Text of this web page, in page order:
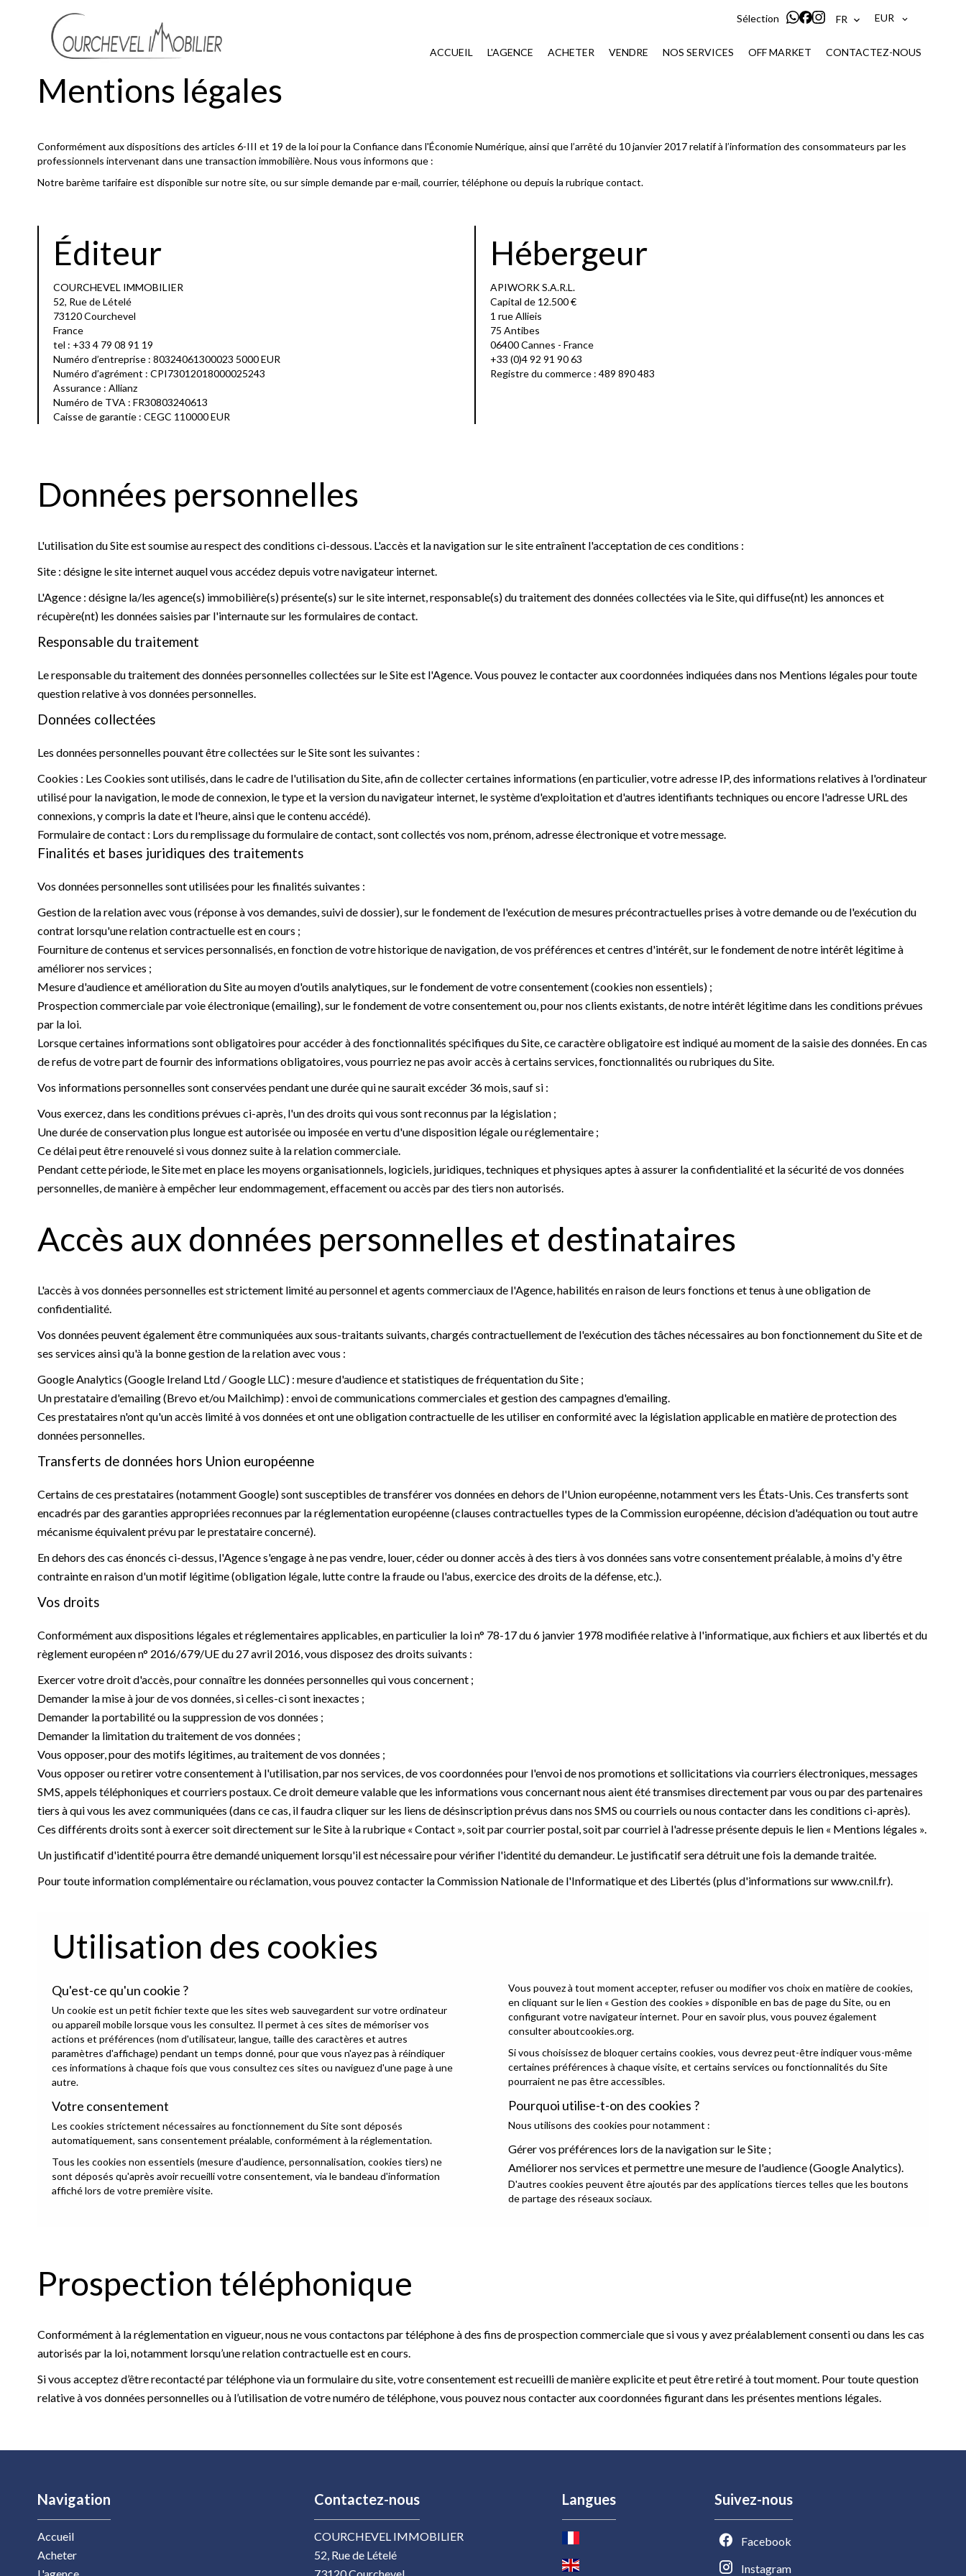
Sélection FR EUR
ACCUEIL L'AGENCE ACHETER VENDRE NOS SERVICES OFF MARKET CONTACTEZ-NOUS
Mentions légales
Conformément aux dispositions des articles 6-III et 19 de la loi pour la Confiance dans l'Économie Numérique, ainsi que l’arrêté du 10 janvier 2017 relatif à l’information des consommateurs par les
professionnels intervenant dans une transaction immobilière. Nous vous informons que :
Notre barème tarifaire est disponible sur notre site, ou sur simple demande par e-mail, courrier, téléphone ou depuis la rubrique contact.
Éditeur
COURCHEVEL IMMOBILIER
52, Rue de Lételé
73120 Courchevel
France
tel : +33 4 79 08 91 19
Numéro d’entreprise : 80324061300023 5000 EUR
Numéro d’agrément : CPI73012018000025243
Assurance : Allianz
Numéro de TVA : FR30803240613
Caisse de garantie : CEGC 110000 EUR
Hébergeur
APIWORK S.A.R.L.
Capital de 12.500 €
1 rue Allieis
75 Antibes
06400 Cannes - France
+33 (0)4 92 91 90 63
Registre du commerce : 489 890 483
Données personnelles
L'utilisation du Site est soumise au respect des conditions ci-dessous. L'accès et la navigation sur le site entraînent l'acceptation de ces conditions :
Site : désigne le site internet auquel vous accédez depuis votre navigateur internet.
L'Agence : désigne la/les agence(s) immobilière(s) présente(s) sur le site internet, responsable(s) du traitement des données collectées via le Site, qui diffuse(nt) les annonces et
récupère(nt) les données saisies par l'internaute sur les formulaires de contact.
Responsable du traitement
Le responsable du traitement des données personnelles collectées sur le Site est l'Agence. Vous pouvez le contacter aux coordonnées indiquées dans nos Mentions légales pour toute
question relative à vos données personnelles.
Données collectées
Les données personnelles pouvant être collectées sur le Site sont les suivantes :
Cookies : Les Cookies sont utilisés, dans le cadre de l'utilisation du Site, afin de collecter certaines informations (en particulier, votre adresse IP, des informations relatives à l'ordinateur
utilisé pour la navigation, le mode de connexion, le type et la version du navigateur internet, le système d'exploitation et d'autres identifiants techniques ou encore l'adresse URL des
connexions, y compris la date et l'heure, ainsi que le contenu accédé).
Formulaire de contact : Lors du remplissage du formulaire de contact, sont collectés vos nom, prénom, adresse électronique et votre message.
Finalités et bases juridiques des traitements
Vos données personnelles sont utilisées pour les finalités suivantes :
Gestion de la relation avec vous (réponse à vos demandes, suivi de dossier), sur le fondement de l'exécution de mesures précontractuelles prises à votre demande ou de l'exécution du
contrat lorsqu'une relation contractuelle est en cours ;
Fourniture de contenus et services personnalisés, en fonction de votre historique de navigation, de vos préférences et centres d'intérêt, sur le fondement de notre intérêt légitime à
améliorer nos services ;
Mesure d'audience et amélioration du Site au moyen d'outils analytiques, sur le fondement de votre consentement (cookies non essentiels) ;
Prospection commerciale par voie électronique (emailing), sur le fondement de votre consentement ou, pour nos clients existants, de notre intérêt légitime dans les conditions prévues
par la loi.
Lorsque certaines informations sont obligatoires pour accéder à des fonctionnalités spécifiques du Site, ce caractère obligatoire est indiqué au moment de la saisie des données. En cas
de refus de votre part de fournir des informations obligatoires, vous pourriez ne pas avoir accès à certains services, fonctionnalités ou rubriques du Site.
Vos informations personnelles sont conservées pendant une durée qui ne saurait excéder 36 mois, sauf si :
Vous exercez, dans les conditions prévues ci-après, l'un des droits qui vous sont reconnus par la législation ;
Une durée de conservation plus longue est autorisée ou imposée en vertu d'une disposition légale ou réglementaire ;
Ce délai peut être renouvelé si vous donnez suite à la relation commerciale.
Pendant cette période, le Site met en place les moyens organisationnels, logiciels, juridiques, techniques et physiques aptes à assurer la confidentialité et la sécurité de vos données
personnelles, de manière à empêcher leur endommagement, effacement ou accès par des tiers non autorisés.
Accès aux données personnelles et destinataires
L'accès à vos données personnelles est strictement limité au personnel et agents commerciaux de l'Agence, habilités en raison de leurs fonctions et tenus à une obligation de
confidentialité.
Vos données peuvent également être communiquées aux sous-traitants suivants, chargés contractuellement de l'exécution des tâches nécessaires au bon fonctionnement du Site et de
ses services ainsi qu'à la bonne gestion de la relation avec vous :
Google Analytics (Google Ireland Ltd / Google LLC) : mesure d'audience et statistiques de fréquentation du Site ;
Un prestataire d'emailing (Brevo et/ou Mailchimp) : envoi de communications commerciales et gestion des campagnes d'emailing.
Ces prestataires n'ont qu'un accès limité à vos données et ont une obligation contractuelle de les utiliser en conformité avec la législation applicable en matière de protection des
données personnelles.
Transferts de données hors Union européenne
Certains de ces prestataires (notamment Google) sont susceptibles de transférer vos données en dehors de l'Union européenne, notamment vers les États-Unis. Ces transferts sont
encadrés par des garanties appropriées reconnues par la réglementation européenne (clauses contractuelles types de la Commission européenne, décision d'adéquation ou tout autre
mécanisme équivalent prévu par le prestataire concerné).
En dehors des cas énoncés ci-dessus, l'Agence s'engage à ne pas vendre, louer, céder ou donner accès à des tiers à vos données sans votre consentement préalable, à moins d'y être
contrainte en raison d'un motif légitime (obligation légale, lutte contre la fraude ou l'abus, exercice des droits de la défense, etc.).
Vos droits
Conformément aux dispositions légales et réglementaires applicables, en particulier la loi n° 78-17 du 6 janvier 1978 modifiée relative à l'informatique, aux fichiers et aux libertés et du
règlement européen n° 2016/679/UE du 27 avril 2016, vous disposez des droits suivants :
Exercer votre droit d'accès, pour connaître les données personnelles qui vous concernent ;
Demander la mise à jour de vos données, si celles-ci sont inexactes ;
Demander la portabilité ou la suppression de vos données ;
Demander la limitation du traitement de vos données ;
Vous opposer, pour des motifs légitimes, au traitement de vos données ;
Vous opposer ou retirer votre consentement à l'utilisation, par nos services, de vos coordonnées pour l'envoi de nos promotions et sollicitations via courriers électroniques, messages
SMS, appels téléphoniques et courriers postaux. Ce droit demeure valable que les informations vous concernant nous aient été transmises directement par vous ou par des partenaires
tiers à qui vous les avez communiquées (dans ce cas, il faudra cliquer sur les liens de désinscription prévus dans nos SMS ou courriels ou nous contacter dans les conditions ci-après).
Ces différents droits sont à exercer soit directement sur le Site à la rubrique « Contact », soit par courrier postal, soit par courriel à l'adresse présente depuis le lien « Mentions légales ».
Un justificatif d'identité pourra être demandé uniquement lorsqu'il est nécessaire pour vérifier l'identité du demandeur. Le justificatif sera détruit une fois la demande traitée.
Pour toute information complémentaire ou réclamation, vous pouvez contacter la Commission Nationale de l'Informatique et des Libertés (plus d'informations sur www.cnil.fr).
Utilisation des cookies
Qu'est-ce qu'un cookie ?
Un cookie est un petit fichier texte que les sites web sauvegardent sur votre ordinateur
ou appareil mobile lorsque vous les consultez. Il permet à ces sites de mémoriser vos
actions et préférences (nom d'utilisateur, langue, taille des caractères et autres
paramètres d'affichage) pendant un temps donné, pour que vous n'ayez pas à réindiquer
ces informations à chaque fois que vous consultez ces sites ou naviguez d'une page à une
autre.
Votre consentement
Les cookies strictement nécessaires au fonctionnement du Site sont déposés
automatiquement, sans consentement préalable, conformément à la réglementation.
Tous les cookies non essentiels (mesure d'audience, personnalisation, cookies tiers) ne
sont déposés qu'après avoir recueilli votre consentement, via le bandeau d'information
affiché lors de votre première visite.
Vous pouvez à tout moment accepter, refuser ou modifier vos choix en matière de cookies,
en cliquant sur le lien « Gestion des cookies » disponible en bas de page du Site, ou en
configurant votre navigateur internet. Pour en savoir plus, vous pouvez également
consulteraboutcookies.org.
Si vous choisissez de bloquer certains cookies, vous devrez peut-être indiquer vous-même
certaines préférences à chaque visite, et certains services ou fonctionnalités du Site
pourraient ne pas être accessibles.
Pourquoi utilise-t-on des cookies ?
Nous utilisons des cookies pour notamment :
Gérer vos préférences lors de la navigation sur le Site ;
Améliorer nos services et permettre une mesure de l'audience (Google Analytics).
D'autres cookies peuvent être ajoutés par des applications tierces telles que les boutons
de partage des réseaux sociaux.
Prospection téléphonique
Conformément à la réglementation en vigueur, nous ne vous contactons par téléphone à des fins de prospection commerciale que si vous y avez préalablement consenti ou dans les cas
autorisés par la loi, notamment lorsqu’une relation contractuelle est en cours.
Si vous acceptez d’être recontacté par téléphone via un formulaire du site, votre consentement est recueilli de manière explicite et peut être retiré à tout moment. Pour toute question
relative à vos données personnelles ou à l’utilisation de votre numéro de téléphone, vous pouvez nous contacter aux coordonnées figurant dans les présentes mentions légales.
Navigation
Accueil
Acheter
Contactez-nous
COURCHEVEL IMMOBILIER
52, Rue de Lételé
Langues Suivez-nous
Facebook
Instagram